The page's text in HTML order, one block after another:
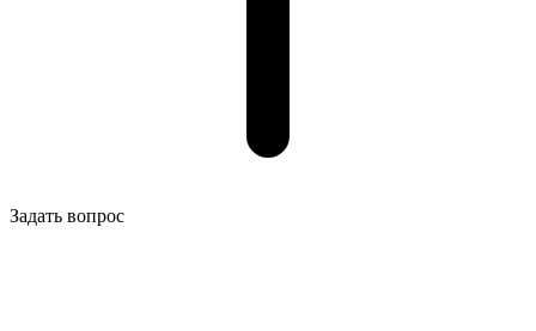
Задать вопрос